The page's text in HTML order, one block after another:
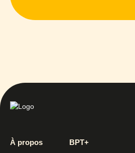
À propos
BPT+